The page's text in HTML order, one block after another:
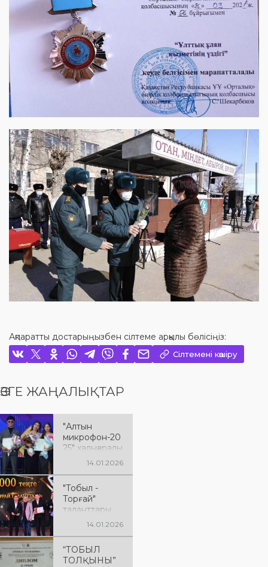
Ақпаратты достарыңызбен сілтеме арқылы бөлісіңіз:
Сілтемені көшіру
ӨЗГЕ ЖАҢАЛЫҚТАР
"Алтын
микрофон-20
25" халықаралық
байқауы14.01.2026
"Тобыл -
Торғай"
таланттары
марапаттау
14.01.2026
“ТОБЫЛ
ТОЛҚЫНЫ”